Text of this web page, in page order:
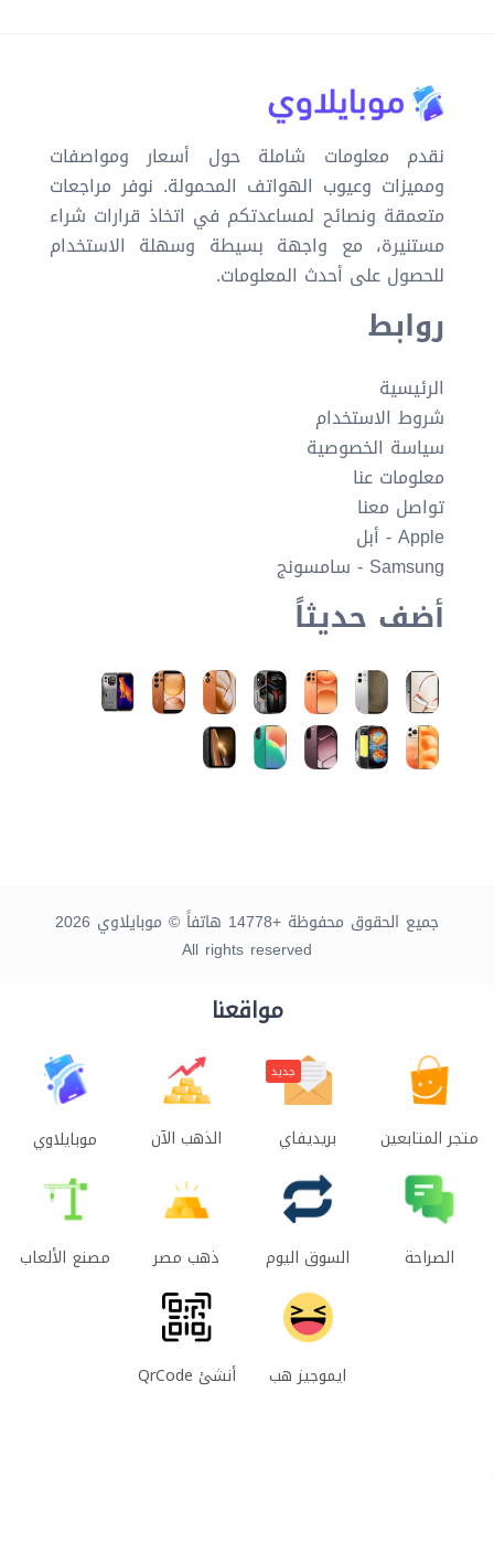
نقدم معلومات شاملة حول أسعار ومواصفات
ومميزات وعيوب الهواتف المحمولة. نوفر مراجعات
متعمقة ونصائح لمساعدتكم في اتخاذ قرارات شراء
مستنيرة، مع واجهة بسيطة وسهلة الاستخدام
للحصول على أحدث المعلومات.
روابط
الرئيسية
شروط الاستخدام
سياسة الخصوصية
معلومات عنا
تواصل معنا
Apple - أبل
Samsung - سامسونج
أضف حديثاً
جميع الحقوق محفوظة +14778 هاتفاً © موبايلاوي 2026
All rights reserved